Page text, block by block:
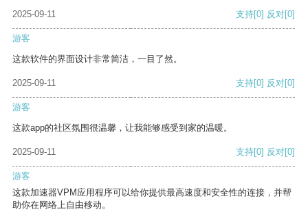
2025-09-11 支持[0] 反对[0]
游客
这款软件的界面设计非常简洁，一目了然。
2025-09-11 支持[0] 反对[0]
游客
这款app的社区氛围很温馨，让我能够感受到家的温暖。
2025-09-11 支持[0] 反对[0]
游客
这款加速器VPM应用程序可以给你提供最高速度和安全性的连接，并帮
助你在网络上自由移动。